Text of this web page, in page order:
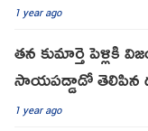
1 year ago
తన కుమార్తె పెళ్లికి
సాయపడ్డాడో తెలిపిన
1 year ago